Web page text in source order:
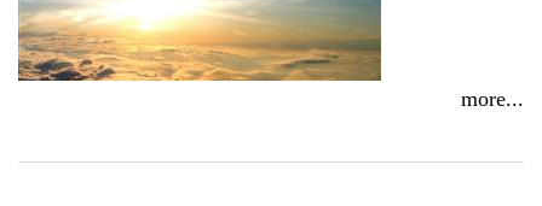
more...